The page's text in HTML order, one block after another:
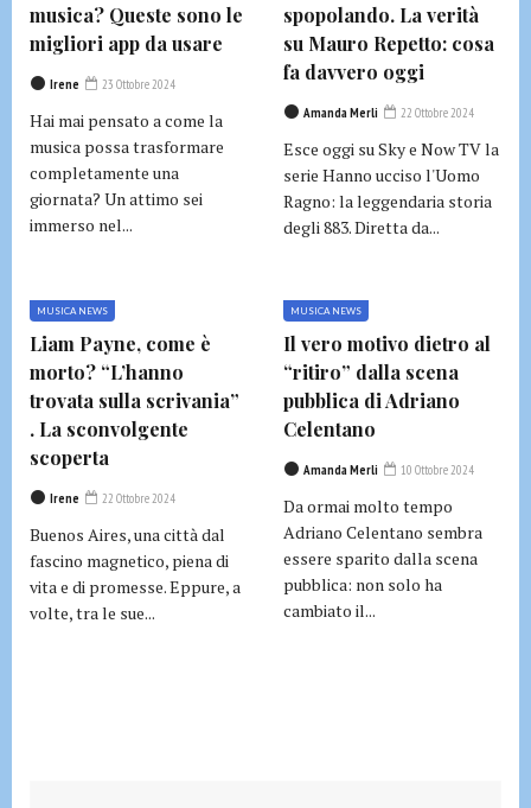
musica? Queste sono le
migliori app da usare
Irene 23 Ottobre 2024
Hai mai pensato a come la
musica possa trasformare
completamente una
giornata? Un attimo sei
immerso nel...
spopolando. La verità
su Mauro Repetto: cosa
fa davvero oggi
Amanda Merli 22 Ottobre 2024
Esce oggi su Sky e Now TV la
serie Hanno ucciso l'Uomo
Ragno: la leggendaria storia
degli 883. Diretta da...
MUSICA NEWS
Liam Payne, come è
morto? “L’hanno
trovata sulla scrivania”
. La sconvolgente
scoperta
Irene 22 Ottobre 2024
Buenos Aires, una città dal
fascino magnetico, piena di
vita e di promesse. Eppure, a
volte, tra le sue...
MUSICA NEWS
Il vero motivo dietro al
“ritiro” dalla scena
pubblica di Adriano
Celentano
Amanda Merli 10 Ottobre 2024
Da ormai molto tempo
Adriano Celentano sembra
essere sparito dalla scena
pubblica: non solo ha
cambiato il...